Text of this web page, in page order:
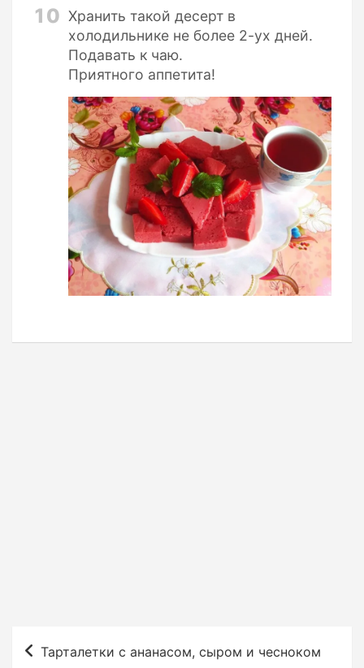
10 Хранить такой десерт в
холодильнике не более 2-ух дней.
Подавать к чаю.
Приятного аппетита!
Тарталетки с ананасом, сыром и чесноком